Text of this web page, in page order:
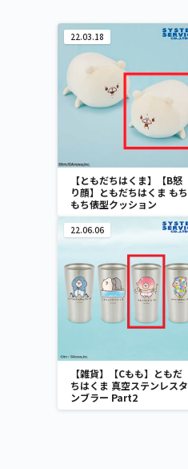
22.03.18
【ともだちはくま】【B怒
り顔】ともだちはくま もち
もち俵型クッション
22.06.06
【雑貨】【Cもも】ともだ
ちはくま 真空ステンレスタ
ンブラー Part2